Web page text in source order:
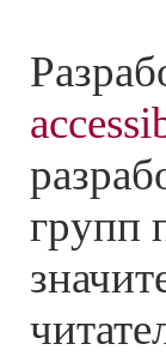
групп